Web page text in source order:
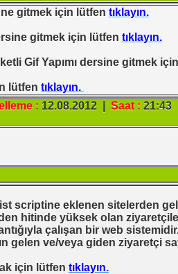
gitmek için lütfen tıklayın.
gitmek için lütfen tıklayın.
Gif Yapımı dersine gitmek
lütfen tıklayın.
: 12.08.2012 | Saat : 21:43
scriptine eklenen sitelerden
hitinde yüksek olan
çalışan bir web
gelen ve/veya giden ziyaretçi
için lütfen tıklayın.